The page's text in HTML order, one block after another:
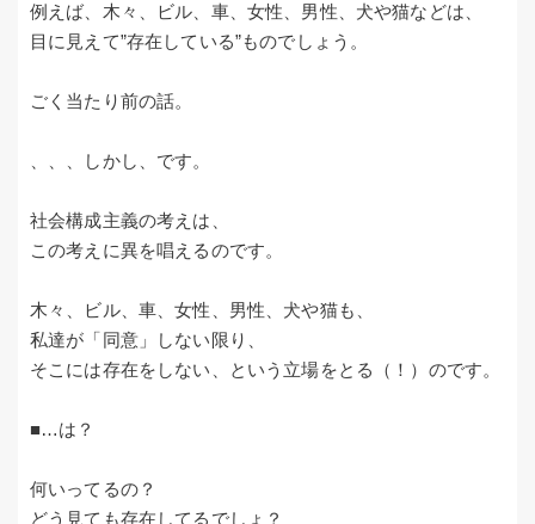
例えば、木々、ビル、車、女性、男性、犬や猫などは、
目に見えて”存在している”ものでしょう。
ごく当たり前の話。
、、、しかし、です。
社会構成主義の考えは、
この考えに異を唱えるのです。
木々、ビル、車、女性、男性、犬や猫も、
私達が「同意」しない限り、
そこには存在をしない、という立場をとる（！）のです。
■…は？
何いってるの？
どう見ても存在してるでしょ？